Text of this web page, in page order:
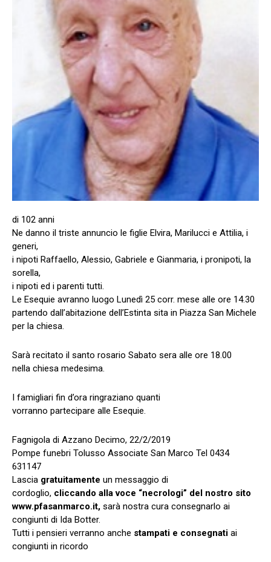
di 102 anni
Ne danno il triste annuncio le figlie Elvira, Marilucci e Attilia, i
generi,
i nipoti Raffaello, Alessio, Gabriele e Gianmaria, i pronipoti, la
sorella,
i nipoti ed i parenti tutti.
Le Esequie avranno luogo Lunedì 25 corr. mese alle ore 14.30
partendo dall’abitazione dell’Estinta sita in Piazza San Michele
per la chiesa.
Sarà recitato il santo rosario Sabato sera alle ore 18.00
nella chiesa medesima.
I famigliari fin d’ora ringraziano quanti
vorranno partecipare alle Esequie.
Fagnigola di Azzano Decimo, 22/2/2019
Pompe funebri Tolusso Associate San Marco Tel 0434
631147
Lascia gratuitamente un messaggio di
cordoglio, cliccando alla voce “necrologi” del nostro sito
www.pfasanmarco.it, sarà nostra cura consegnarlo ai
congiunti di Ida Botter.
Tutti i pensieri verranno anche stampati e consegnati ai
congiunti in ricordo